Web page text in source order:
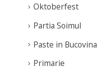
Oktoberfest
Partia Soimul
Paste in Bucovina
Primarie